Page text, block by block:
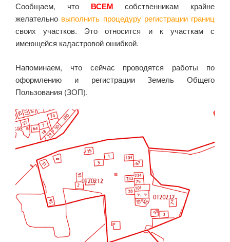
Сообщаем, что ВСЕМ
собственникам крайне
желательно выполнить процедуру регистрации границ
своих участков. Это относится и к участкам с
имеющейся кадастровой ошибкой.
Напоминаем, что сейчас проводятся работы по
оформлению и регистрации Земель Общего
Пользования (ЗОП).